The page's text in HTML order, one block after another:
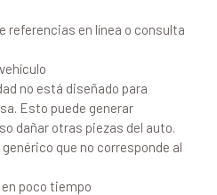
en línea o consulta
no está diseñado para
Esto puede generar
dañar otras piezas del auto.
que no corresponde al
poco tiempo